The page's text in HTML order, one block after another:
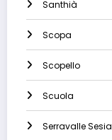
Santhià
Scopa
Scopello
Scuola
Serravalle Sesia